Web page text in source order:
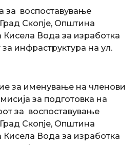
за воспоставување
Скопје, Општина
Вода за изработка
инфраструктура на ул.
за именување на членови
за подготовка на
за воспоставување
Скопје, Општина
Вода за изработка